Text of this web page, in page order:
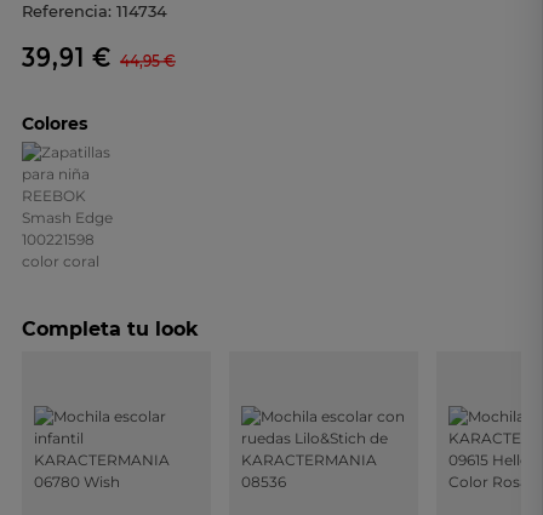
Referencia: 114734
39,91 € 44,95 €
Colores
Completa tu look